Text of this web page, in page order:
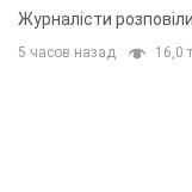
Журналісти
5 часов назад 16,0